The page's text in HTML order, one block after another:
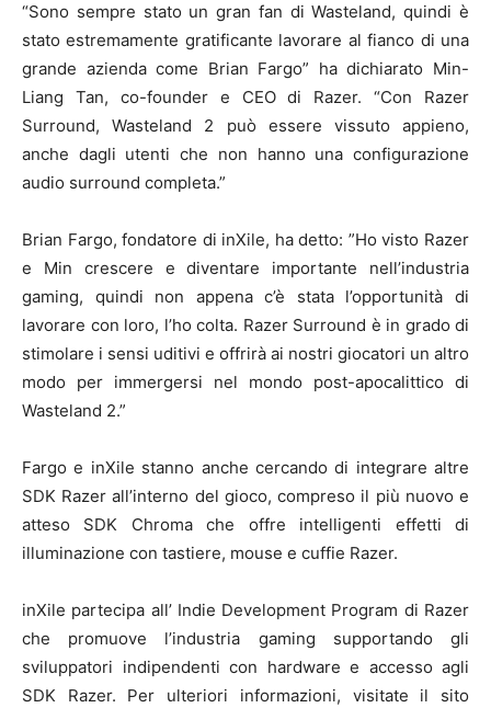
“Sono sempre stato un gran fan di Wasteland, quindi è
stato estremamente gratificante lavorare al fianco di una
grande azienda come Brian Fargo” ha dichiarato Min-
Liang Tan, co-founder e CEO di Razer. “Con Razer
Surround, Wasteland 2 può essere vissuto appieno,
anche dagli utenti che non hanno una configurazione
audio surround completa.”
Brian Fargo, fondatore di inXile, ha detto: ”Ho visto Razer
e Min crescere e diventare importante nell’industria
gaming, quindi non appena c’è stata l’opportunità di
lavorare con loro, l’ho colta. Razer Surround è in grado di
stimolare i sensi uditivi e offrirà ai nostri giocatori un altro
modo per immergersi nel mondo post-apocalittico di
Wasteland 2.”
Fargo e inXile stanno anche cercando di integrare altre
SDK Razer all’interno del gioco, compreso il più nuovo e
atteso SDK Chroma che offre intelligenti effetti di
illuminazione con tastiere, mouse e cuffie Razer.
inXile partecipa all’ Indie Development Program di Razer
che promuove l’industria gaming supportando gli
sviluppatori indipendenti con hardware e accesso agli
SDK Razer. Per ulteriori informazioni, visitate il sito